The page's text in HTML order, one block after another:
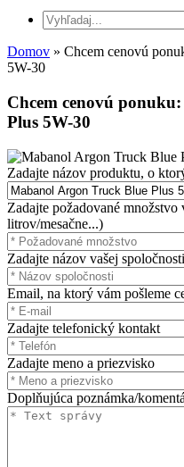
Domov » Chcem cenovú
5W-30
Chcem cenovú
Plus 5W-30
Zadajte názov produktu, o
Zadajte požadované
litrov/mesačne...)
Zadajte názov vašej spoločnosti
Email, na ktorý vám pošleme
Zadajte telefonický kontakt
Zadajte meno a priezvisko
Doplňujúca poznámka/